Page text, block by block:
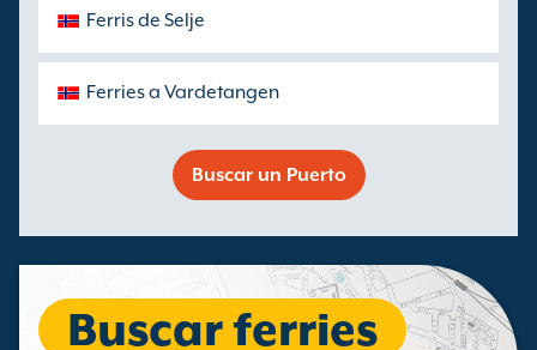
Ferris de Selje
Ferries a Vardetangen
Buscar un Puerto
Buscar ferries